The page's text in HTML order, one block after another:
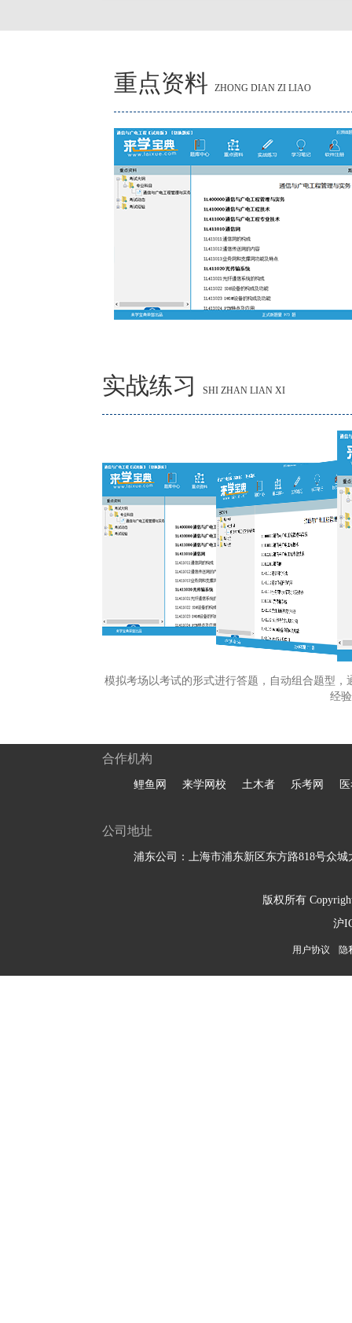
重点资料 ZHONG DIAN ZI LIAO
实战练习 SHI ZHAN LIAN XI
模拟考场以考试的形式进行答题，自动组合题型
经
合作机构
鲤鱼网 来学网校 土木者 乐考网
公司地址
浦东公司：上海市浦东新区东方路818号众城
版权所有
沪
用户协议 隐